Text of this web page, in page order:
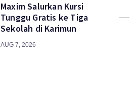
Maxim Salurkan Kursi
Tunggu Gratis ke Tiga
Sekolah di Karimun
AUG 7, 2026